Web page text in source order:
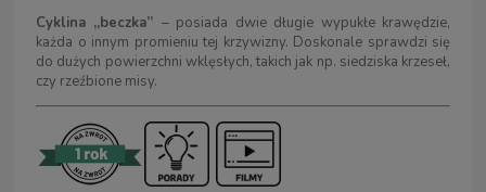
Cyklina „beczka” – posiada dwie długie wypukłe krawędzie,
każda o innym promieniu tej krzywizny. Doskonale sprawdzi się
do dużych powierzchni wklęsłych, takich jak np. siedziska krzeseł,
czy rzeźbione misy.